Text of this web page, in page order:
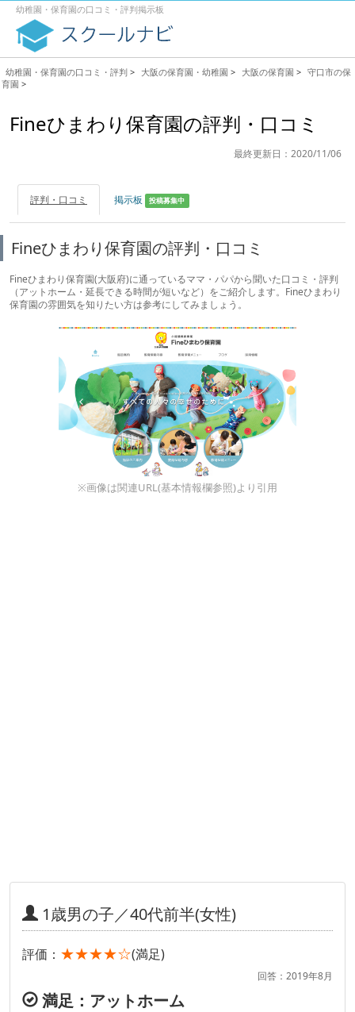
幼稚園・保育園の口コミ・評判掲示板
幼稚園・保育園の口コミ・評判 > 大阪の保育園・幼稚園 > 大阪の保育園 > 守口市の保
育園 >
Fineひまわり保育園の評判・口コミ
最終更新日：2020/11/06
評判・口コミ 掲示板 投稿募集中
Fineひまわり保育園の評判・口コミ
Fineひまわり保育園(大阪府)に通っているママ・パパから聞いた口コミ・評判
（アットホーム・延長できる時間が短いなど）をご紹介します。Fineひまわり
保育園の雰囲気を知りたい方は参考にしてみましょう。
※画像は関連URL(基本情報欄参照)より引用
1歳男の子／40代前半(女性)
評価： ★★★★☆(満足)
回答：2019年8月
満足：アットホーム